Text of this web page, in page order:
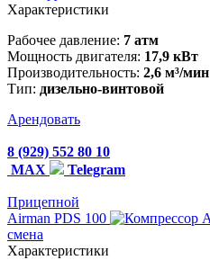
Характеристики
Рабочее давление: 7 атм
Мощность двигателя: 17,9 кВт
Производительность: 2,6 м³/мин
Тип: дизельно-винтовой
Арендовать
8 (929) 552 80 10
MAX
Telegram
Прицепной
Airman PDS 100
смена
Характеристики